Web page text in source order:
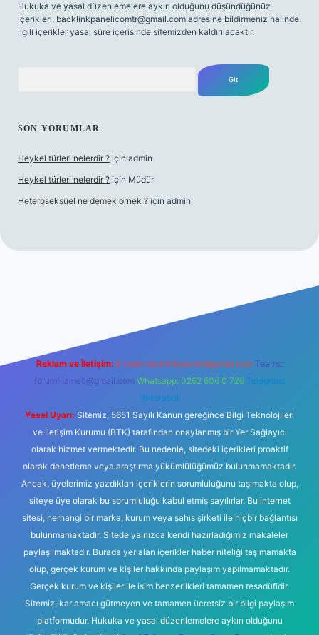
Hukuka ve yasal düzenlemelere aykırı olduğunu düşündüğünüz
içerikleri, backlinkpanelicomtr@gmail.com adresine bildirmeniz halinde,
ilgili içerikler yasal süre içerisinde sitemizden kaldırılacaktır.
SON YORUMLAR
Heykel türleri nelerdir ? için admin
Heykel türleri nelerdir ? için Müdür
Heteroseksüel ne demek örnek ? için admin
Reklam ve İletişim: E-mail: backlinkpaneli@gmail.com Teams:
forumhizmeti@gmail.com Whatsapp: 0262 606 0 726 Telegram:
@karabul
Yasal Uyarı: Sitemiz, 5651 Sayılı Kanun gereğince Bilgi Teknolojileri
ve İletişim Kurumu (BTK) tarafından onaylanmış bir Yer Sağlayıcı
olarak hizmet vermektedir. Bu nedenle, sitedeki içerikleri proaktif
olarak denetleme veya araştırma yükümlülüğümüz bulunmamaktadır.
Ancak, üyelerimiz yazdıkları içeriklerin sorumluluğunu taşımakta olup,
siteye üye olarak bu sorumluluğu kabul etmiş sayılırlar. Bu internet
sitesi, herhangi bir marka, kurum veya şahıs şirketi ile hiçbir bağlantısı
bulunmamaktadır. Sitede yalnızca kendi hazırladığımız makaleler
paylaşılmaktadır. Burada yer alan içerikler haber niteliği taşımamakta
olup, gerçek kurum ve kişiler hakkında paylaşım yapılmamaktadır.
Gerçek kurum ve kişiler ile isim benzerlikleri tamamen tesadüfidir.
Sitemiz, kar amacı gütmeyen ve tamamen ücretsiz bir bilgi paylaşım
platformudur. Hukuka ve yasal düzenlemelere aykırı olduğunu